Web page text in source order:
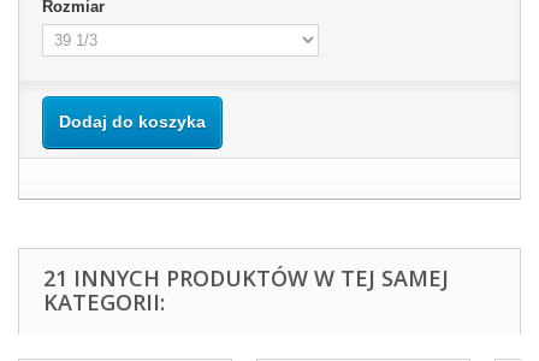
Rozmiar
Dodaj do koszyka
21 INNYCH PRODUKTÓW W TEJ SAMEJ
KATEGORII: